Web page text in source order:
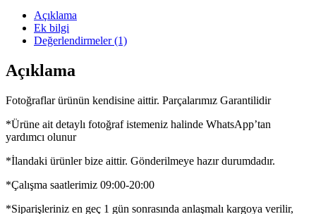
Açıklama
Ek bilgi
Değerlendirmeler (1)
Açıklama
Fotoğraflar ürünün kendisine aittir. Parçalarımız Garantilidir
*Ürüne ait detaylı fotoğraf istemeniz halinde WhatsApp’tan
yardımcı olunur
*İlandaki ürünler bize aittir. Gönderilmeye hazır durumdadır.
*Çalışma saatlerimiz 09:00-20:00
*Siparişleriniz en geç 1 gün sonrasında anlaşmalı kargoya verilir,